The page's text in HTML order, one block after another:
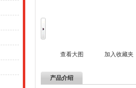
查看大图 加入收藏夹
产品介绍